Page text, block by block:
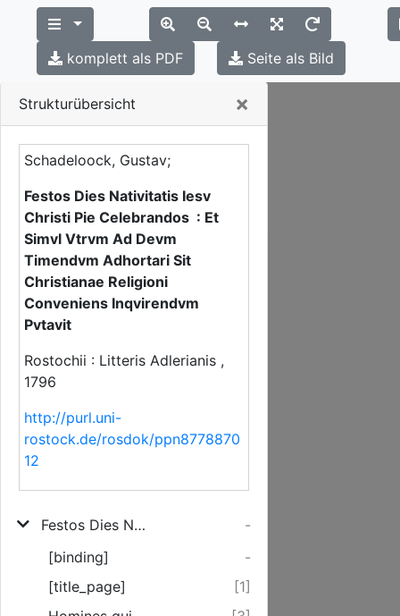
Strukturübersicht ×
Schadeloock, Gustav;
Festos Dies Nativitatis Iesv
Christi Pie Celebrandos : Et
Simvl Vtrvm Ad Devm
Timendvm Adhortari Sit
Christianae Religioni
Conveniens Inqvirendvm
Pvtavit
Rostochii : Litteris Adlerianis ,
1796
http://purl.uni-
rostock.de/rosdok/ppn8778870
12
Festos Dies Nativitatis Iesv Christi Pie Celebrandos
-
[binding]
-
[title_page]
[1]
komplett als PDF Seite als Bild